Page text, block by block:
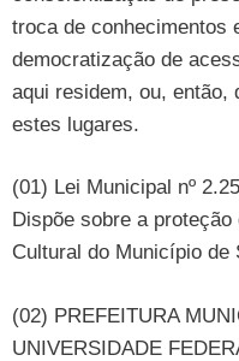
troca de conhecimentos
democratização de
aqui residem, ou, então,
estes lugares.
(01) Lei Municipal nº
Dispõe sobre a
Cultural do Município de
(02) PREFEITURA
UNIVERSIDADE